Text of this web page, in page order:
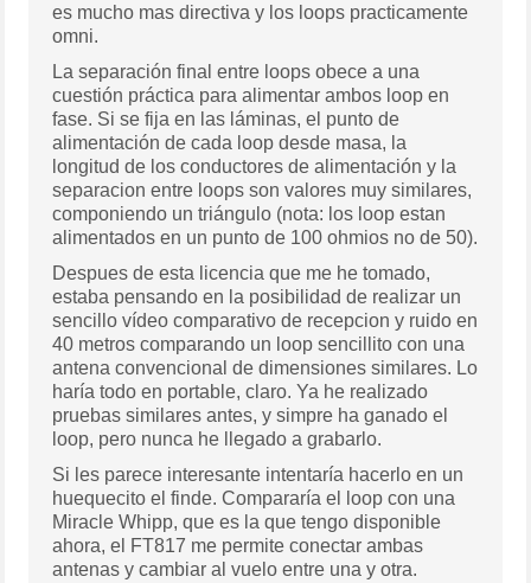
es mucho mas directiva y los loops practicamente
omni.
La separación final entre loops obece a una
cuestión práctica para alimentar ambos loop en
fase. Si se fija en las láminas, el punto de
alimentación de cada loop desde masa, la
longitud de los conductores de alimentación y la
separacion entre loops son valores muy similares,
componiendo un triángulo (nota: los loop estan
alimentados en un punto de 100 ohmios no de 50).
Despues de esta licencia que me he tomado,
estaba pensando en la posibilidad de realizar un
sencillo vídeo comparativo de recepcion y ruido en
40 metros comparando un loop sencillito con una
antena convencional de dimensiones similares. Lo
haría todo en portable, claro. Ya he realizado
pruebas similares antes, y simpre ha ganado el
loop, pero nunca he llegado a grabarlo.
Si les parece interesante intentaría hacerlo en un
huequecito el finde. Compararía el loop con una
Miracle Whipp, que es la que tengo disponible
ahora, el FT817 me permite conectar ambas
antenas y cambiar al vuelo entre una y otra.